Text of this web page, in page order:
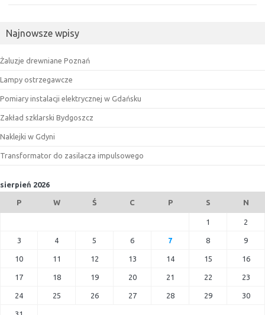
Najnowsze wpisy
Żaluzje drewniane Poznań
Lampy ostrzegawcze
Pomiary instalacji elektrycznej w Gdańsku
Zakład szklarski Bydgoszcz
Naklejki w Gdyni
Transformator do zasilacza impulsowego
sierpień 2026
P W Ś C P S N
1 2
3 4 5 6 7 8 9
10 11 12 13 14 15 16
17 18 19 20 21 22 23
24 25 26 27 28 29 30